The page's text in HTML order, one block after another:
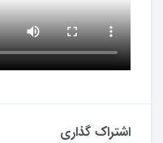
اشتراک گذاری